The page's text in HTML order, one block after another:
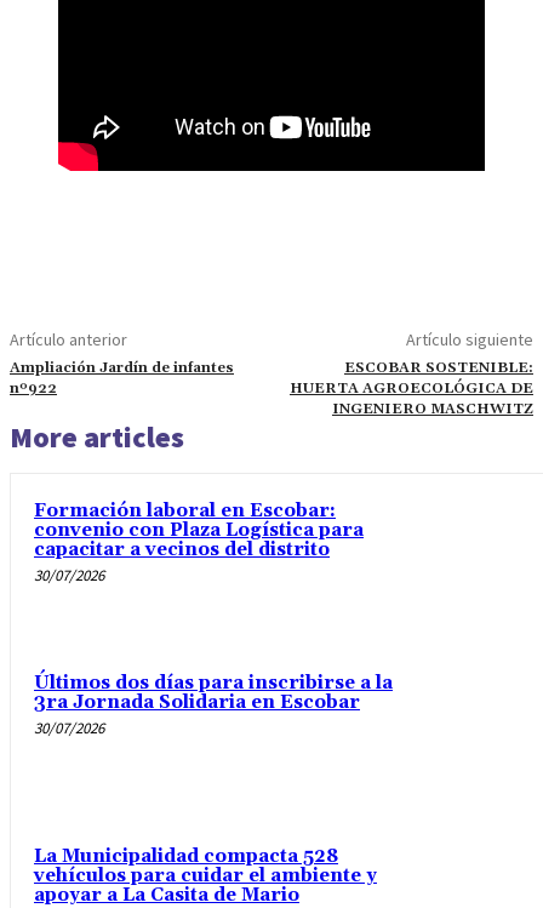
Artículo anterior
Ampliación Jardín de infantes
nº922
Artículo siguiente
ESCOBAR SOSTENIBLE:
HUERTA AGROECOLÓGICA DE
INGENIERO MASCHWITZ
More articles
Formación laboral en Escobar:
convenio con Plaza Logística para
capacitar a vecinos del distrito
30/07/2026
Últimos dos días para inscribirse a la
3ra Jornada Solidaria en Escobar
30/07/2026
La Municipalidad compacta 528
vehículos para cuidar el ambiente y
apoyar a La Casita de Mario